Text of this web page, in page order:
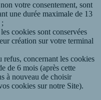
votre consentement, sont
une durée maximale de 13
cookies sont conservées
création sur votre terminal
refus, concernant les cookies
de 6 mois (après cette
à nouveau de choisir
cookies sur notre Site).